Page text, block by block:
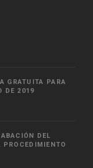
GRATUITA PARA
DE 2019
DEL